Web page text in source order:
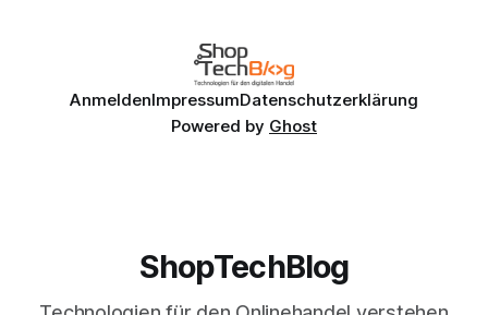
AnmeldenImpressumDatenschutzerklärung
Powered by Ghost
ShopTechBlog